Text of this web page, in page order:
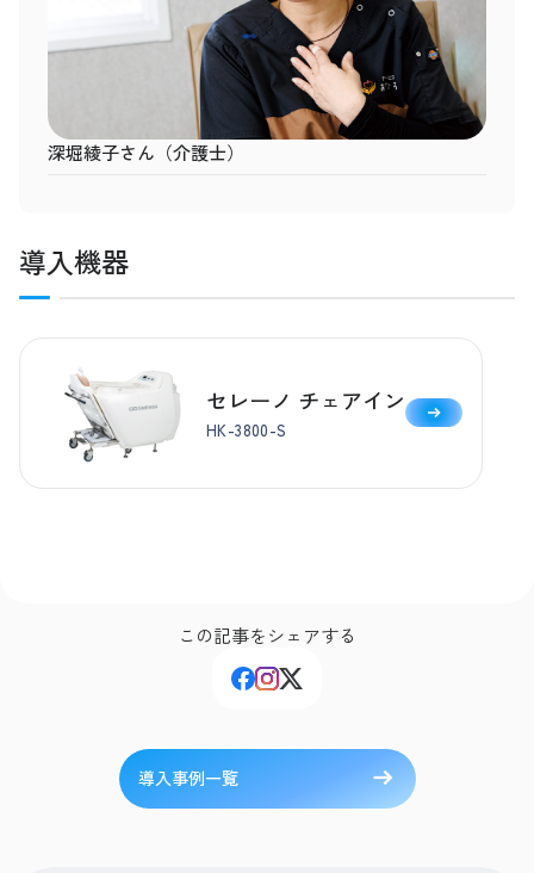
深堀綾子さん（介護士）
導入機器
セレーノ チェアイン
HK-3800-S
この記事をシェアする
導入事例一覧